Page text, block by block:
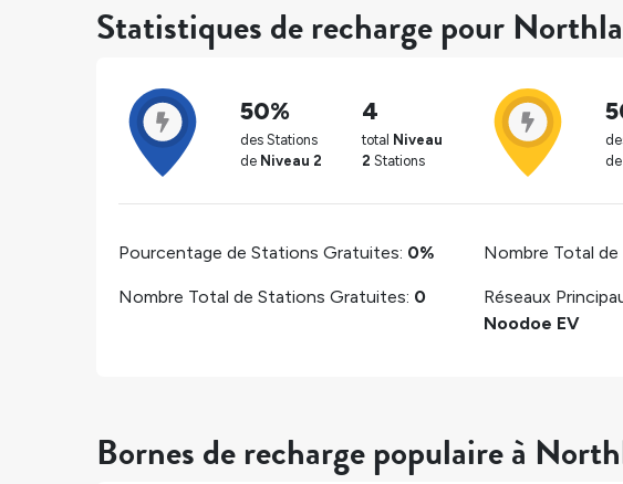
Statistiques de recharge pour
50%
des Stations
de Niveau 2
4
total Niveau
2 Stations
de
Pourcentage de Stations Gratuites: 0%
Nombre Total de Stations Gratuites: 0
Nombre Total de
Réseaux
Noodoe EV
Bornes de recharge populaire à